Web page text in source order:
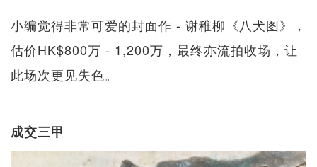
小编觉得非常可爱的封面作 - 谢稚柳《八犬图》，
估价HK$800万 - 1,200万，最终亦流拍收场，让
此场次更见失色。
成交三甲